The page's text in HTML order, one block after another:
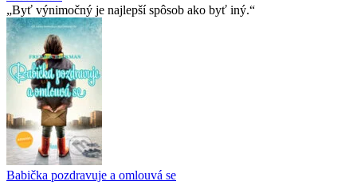
Byť výnimočný je najlepší spôsob ako byť iný.
Babička pozdravuje a omlouvá se